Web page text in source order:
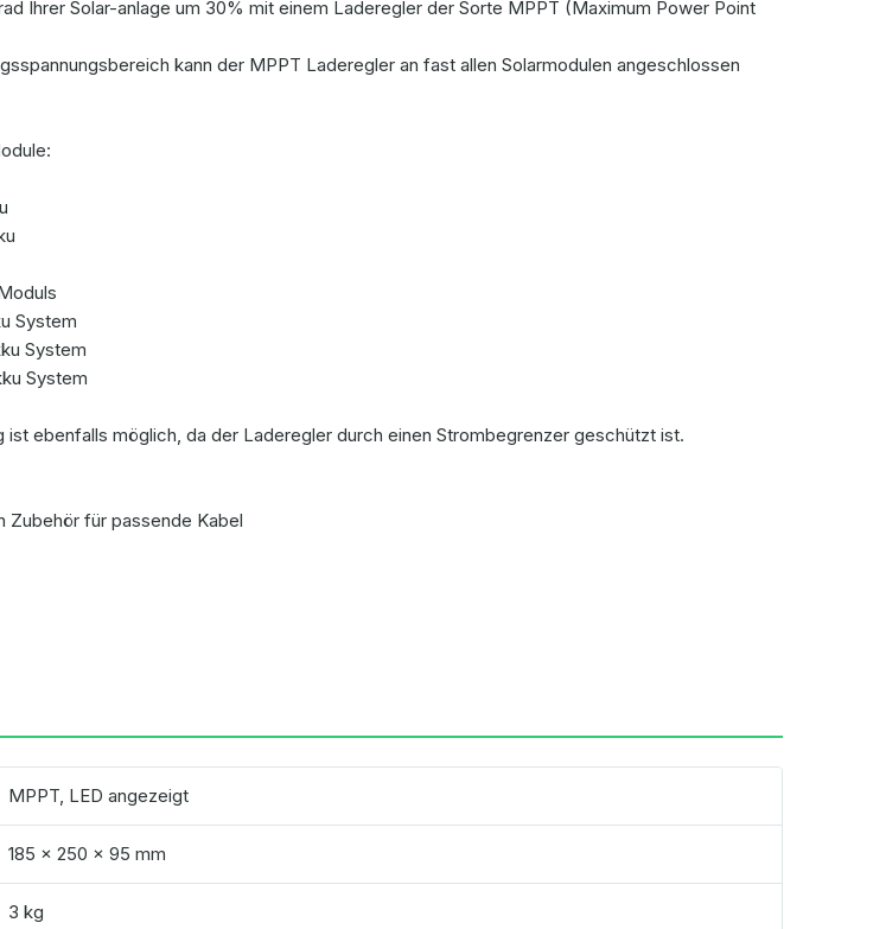
Ihrer Solar-anlage um 30% mit einem Laderegler der Sorte MPPT (Maximum Power Point
kann der MPPT Laderegler an fast allen Solarmodulen angeschlossen
System
System
System
ist ebenfalls möglich, da der Laderegler durch einen Strombegrenzer geschützt ist.
Zubehör für passende Kabel
MPPT, LED angezeigt
185 x 250 x 95 mm
3 kg